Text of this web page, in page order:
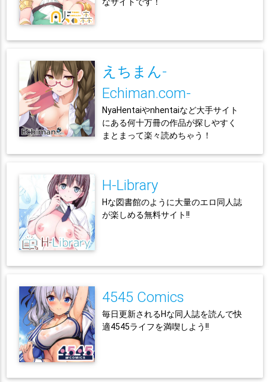
えちまん-
Echiman.com-
NyaHentaiやnhentaiなど大手サイト
にある何十万冊の作品が探しやすく
まとまって楽々読めちゃう！
H-Library
Hな図書館のように大量のエロ同人誌
が楽しめる無料サイト!!
4545 Comics
毎日更新されるHな同人誌を読んで快
適4545ライフを満喫しよう!!